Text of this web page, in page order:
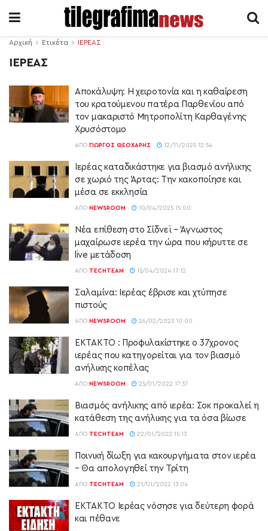
Αρχική Ετικέτα ΙΕΡΕΑΣ
ΙΕΡΕΑΣ
Αποκάλυψη: Η χειροτονία και η καθαίρεση
του κρατούμενου πατέρα Παρθενίου από
τον μακαριστό Μητροπολίτη Καρθαγένης
Χρυσόστομο
ΑΠΌ ΓΙΏΡΓΟΣ ΘΕΟΧΆΡΗΣ 12/11/2025 12:54
Ιερέας καταδικάστηκε για βιασμό ανήλικης
σε χωριό της Άρτας: Την κακοποίησε και
μέσα σε εκκλησία
ΑΠΌ NEWSROOM 10/04/2025 15:00
Νέα επίθεση στο Σίδνεϊ – Άγνωστος
μαχαίρωσε ιερέα την ώρα που κήρυττε σε
live μετάδοση
ΑΠΌ TECHTEAM 15/04/2024 17:12
Σαλαμίνα: Ιερέας έβρισε και χτύπησε
πιστούς
ΑΠΌ NEWSROOM 26/02/2023 10:00
ΕΚΤΑΚΤΟ : Προφυλακίστηκε ο 37χρονος
ιερέας που κατηγορείται για τον βιασμό
ανήλικης κοπέλας
ΑΠΌ NEWSROOM 25/01/2022 17:37
Βιασμός ανήλικης από ιερέα: Σοκ προκαλεί η
κατάθεση της ανήλικης για τα όσα βίωσε
ΑΠΌ TECHTEAM 22/01/2022 15:13
Ποινική δίωξη για κακουργήματα στον ιερέα
– Θα απολογηθεί την Τρίτη
ΑΠΌ TECHTEAM 21/01/2022 13:04
ΕΚΤΑΚΤΟ Ιερέας νόσησε για δεύτερη φορά
και πέθανε